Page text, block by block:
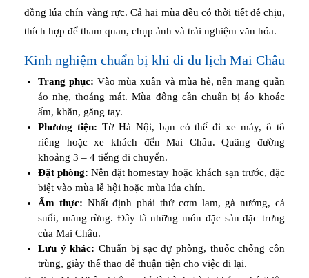
đồng lúa chín vàng rực. Cả hai mùa đều có thời tiết dễ chịu,
thích hợp để tham quan, chụp ảnh và trải nghiệm văn hóa.
Kinh nghiệm chuẩn bị khi đi du lịch Mai Châu
Trang phục: Vào mùa xuân và mùa hè, nên mang quần
áo nhẹ, thoáng mát. Mùa đông cần chuẩn bị áo khoác
ấm, khăn, găng tay.
Phương tiện: Từ Hà Nội, bạn có thể đi xe máy, ô tô
riêng hoặc xe khách đến Mai Châu. Quãng đường
khoảng 3 – 4 tiếng di chuyển.
Đặt phòng: Nên đặt homestay hoặc khách sạn trước, đặc
biệt vào mùa lễ hội hoặc mùa lúa chín.
Ẩm thực: Nhất định phải thử cơm lam, gà nướng, cá
suối, măng rừng. Đây là những món đặc sản đặc trưng
của Mai Châu.
Lưu ý khác: Chuẩn bị sạc dự phòng, thuốc chống côn
trùng, giày thể thao để thuận tiện cho việc đi lại.